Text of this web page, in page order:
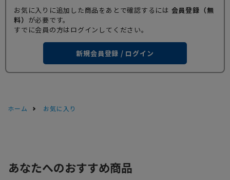
お気に入りに追加した商品をあとで確認するには 会員登録（無
料） が必要です。
すでに会員の方はログインしてください。
新規会員登録 / ログイン
ホーム お気に入り